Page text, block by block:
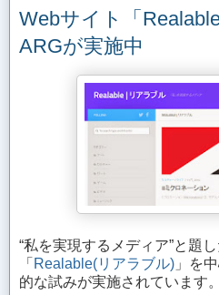
Webサイト「
ARGが実施中
“私を実現するメディア”と題
「 Realable(リアラブル) 」を
的な試みが実施されています。